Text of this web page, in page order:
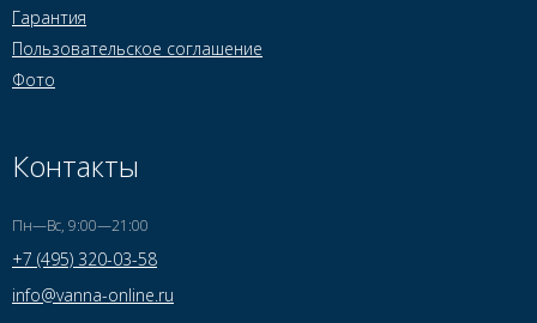
Гарантия
Пользовательское соглашение
Фото
Контакты
Пн—Вс, 9:00—21:00
+7 (495) 320-03-58
info@vanna-online.ru